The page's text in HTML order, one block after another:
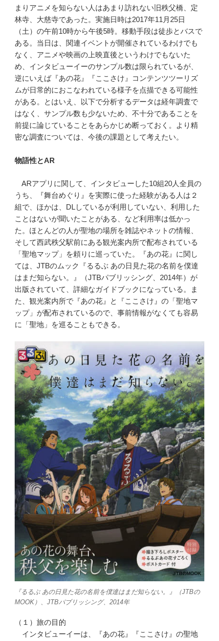
まりアニメを知らない人はあまり訪れない旧秩父橋、定
林寺、大慈寺であった。実施日時は2017年11月25日
（土）の午前10時から午後5時。移動手段は徒歩とバスで
ある。当日は、関連イベントが開催されているわけでも
なく、アニメや映画の上映直後というわけでもないた
め、インタビューイーのサンプル数は限られているが、
逆にいえば『あの花』『ここさけ』コンテンツツーリズ
ムが日常的におこなわれている様子を点描できる可能性
がある。とはいえ、以下で分析するデータは経年調査で
はなく、サンプル数も少ないため、不十分であることを
前提に論じていることをあらかじめ断っておく。より精
密な調査については、今後の課題として考えたい。
物語性とAR
ARアプリに関して、インタビューした10組20人全員の
うち、『舞台めぐり』を実際に使った経験がある人は２
組で、ほかは、DLしているが利用していない、利用した
ことはないが聞いたことがある、など利用率は低かっ
た。ほとんどの人が聖地の場所を雑誌やネットの情報、
そして西武秩父駅前にある観光案内所で配布されている
「聖地マップ」を頼りに巡っていた。『あの花』に関し
ては、JTBのムック『るるぶ あの日見た花の名前を僕達
はまだ知らない。』（JTBパブリッシング、2014年）が
出版されていて、詳細なガイドブックになっている。ま
た、観光案内所で『あの花』と『ここさけ』の「聖地マ
ップ」が配布されているので、事前情報がなくても容易
に「聖地」を巡ることもできる。
『るるぶ あの日見た花の名前を僕達はまだ知らない。』（JTBの
MOOK）、JTBパブリッシング、2014年
（１）旅の目的
インタビューイーは、『あの花』『ここさけ』の聖地